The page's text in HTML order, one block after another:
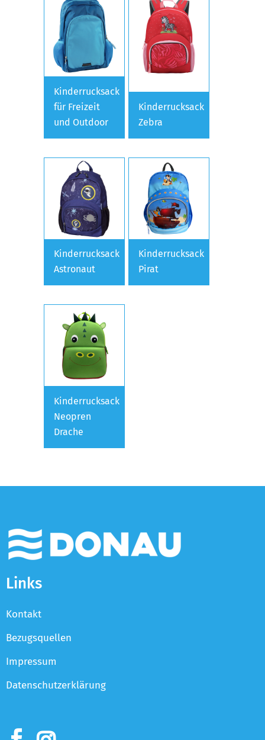
Kinderrucksack
für Freizeit
und Outdoor
Kinderrucksack
Zebra
Kinderrucksack
Astronaut
Kinderrucksack
Pirat
Kinderrucksack
Neopren
Drache
Links
Kontakt
Bezugsquellen
Impressum
Datenschutzerklärung